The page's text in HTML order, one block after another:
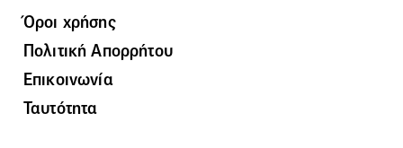
Όροι χρήσης
Πολιτική Απορρήτου
Επικοινωνία
Ταυτότητα